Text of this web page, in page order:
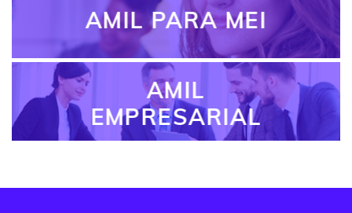
AMIL PARA MEI
AMIL
EMPRESARIAL